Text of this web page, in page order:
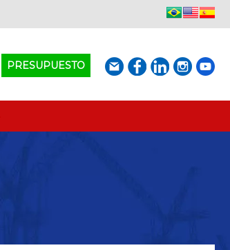
PRESUPUESTO